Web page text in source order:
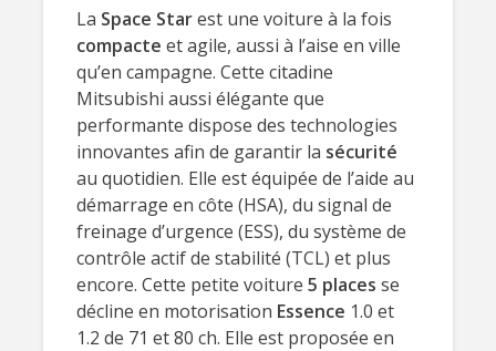
La Space Starest une voiture à la fois
compacte et agile, aussi à l’aise en ville
qu’en campagne. Cette citadine
Mitsubishi aussi élégante que
performante dispose des technologies
innovantes afin de garantir la sécurité
au quotidien. Elle est équipée de l’aide au
démarrage en côte (HSA), du signal de
freinage d’urgence (ESS), du système de
contrôle actif de stabilité (TCL) et plus
encore. Cette petite voiture 5 places se
décline en motorisation Essence 1.0 et
1.2 de 71 et 80 ch. Elle est proposée en